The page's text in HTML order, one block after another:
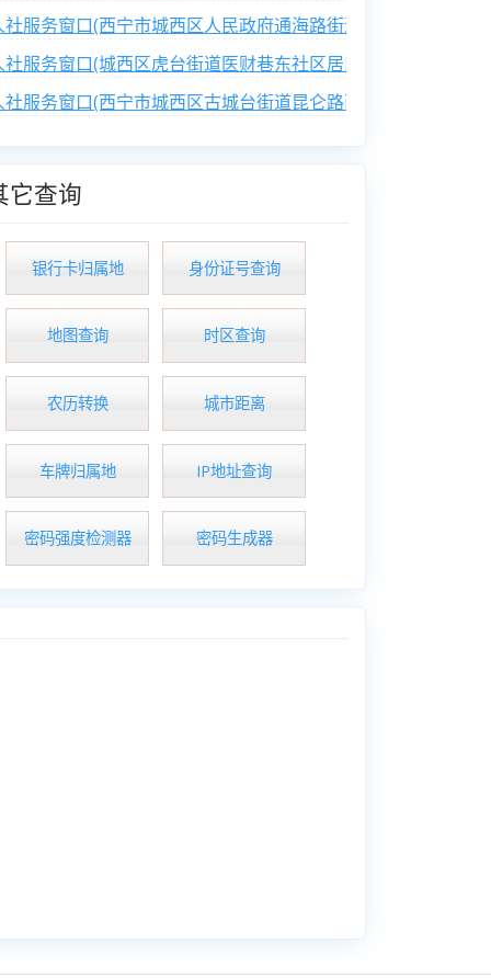
社服务窗口(西宁市城西区人民政府通海路街道办事处光华路
社服务窗口(城西区虎台街道医财巷东社区居民委员会)
社服务窗口(西宁市城西区古城台街道昆仑路西社区居民委员会)
它查询
银行卡归属地 身份证号查询
地图查询 时区查询
农历转换 城市距离
车牌归属地 IP地址查询
密码强度检测器 密码生成器